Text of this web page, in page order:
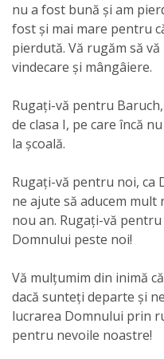
nu a fost bună și am
fost și mai mare pentru
pierdută. Vă rugăm să
vindecare și mângâiere.
Rugați-vă pentru
de clasa I, pe care încă
la școală.
Rugați-vă pentru noi, ca
ne ajute să aducem
nou an. Rugați-vă
Domnului peste noi!
Vă mulțumim din inimă
dacă sunteți departe și
lucrarea Domnului prin
pentru nevoile noastre!